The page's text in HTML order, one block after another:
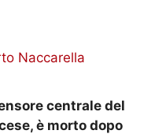
Naccarella
centrale del
è morto dopo